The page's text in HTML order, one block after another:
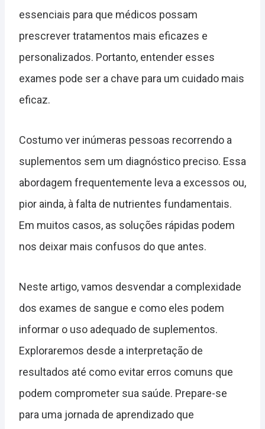
essenciais para que médicos possam
prescrever tratamentos mais eficazes e
personalizados. Portanto, entender esses
exames pode ser a chave para um cuidado mais
eficaz.
Costumo ver inúmeras pessoas recorrendo a
suplementos sem um diagnóstico preciso. Essa
abordagem frequentemente leva a excessos ou,
pior ainda, à falta de nutrientes fundamentais.
Em muitos casos, as soluções rápidas podem
nos deixar mais confusos do que antes.
Neste artigo, vamos desvendar a complexidade
dos exames de sangue e como eles podem
informar o uso adequado de suplementos.
Exploraremos desde a interpretação de
resultados até como evitar erros comuns que
podem comprometer sua saúde. Prepare-se
para uma jornada de aprendizado que